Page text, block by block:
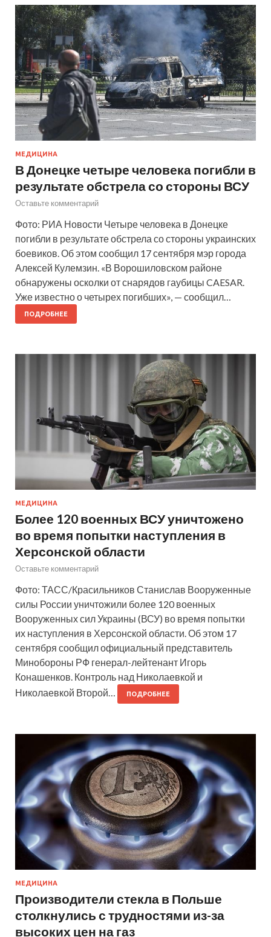
МЕДИЦИНА
В Донецке четыре человека погибли в
результате обстрела со стороны ВСУ
Оставьте комментарий
Фото: РИА Новости Четыре человека в Донецке
погибли в результате обстрела со стороны украинских
боевиков. Об этом сообщил 17 сентября мэр города
Алексей Кулемзин. «В Ворошиловском районе
обнаружены осколки от снарядов гаубицы CAESAR.
Уже известно о четырех погибших», — сообщил…
ПОДРОБНЕЕ
МЕДИЦИНА
Более 120 военных ВСУ уничтожено
во время попытки наступления в
Херсонской области
Оставьте комментарий
Фото: ТАСС/Красильников Станислав Вооруженные
силы России уничтожили более 120 военных
Вооруженных сил Украины (ВСУ) во время попытки
их наступления в Херсонской области. Об этом 17
сентября сообщил официальный представитель
Минобороны РФ генерал-лейтенант Игорь
Конашенков. Контроль над Николаевкой и
Николаевкой Второй…
ПОДРОБНЕЕ
МЕДИЦИНА
Производители стекла в Польше
столкнулись с трудностями из-за
высоких цен на газ